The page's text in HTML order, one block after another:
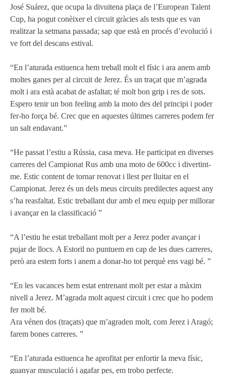
José Suárez, que ocupa la divuitena plaça de l’European Talent
Cup, ha pogut conèixer el circuit gràcies als tests que es van
realitzar la setmana passada; sap que està en procés d’evolució i
ve fort del descans estival.
“En l’aturada estiuenca hem treball molt el físic i ara anem amb
moltes ganes per al circuit de Jerez. És un traçat que m’agrada
molt i ara està acabat de asfaltat; té molt bon grip i res de sots.
Espero tenir un bon feeling amb la moto des del principi i poder
fer-ho força bé. Crec que en aquestes últimes carreres podem fer
un salt endavant.”
“He passat l’estiu a Rússia, casa meva. He participat en diverses
carreres del Campionat Rus amb una moto de 600cc i divertint-
me. Estic content de tornar renovat i llest per lluitar en el
Campionat. Jerez és un dels meus circuits predilectes aquest any
s’ha reasfaltat. Estic treballant dur amb el meu equip per millorar
i avançar en la classificació ”
“A l’estiu he estat treballant molt per a Jerez poder avançar i
pujar de llocs. A Estoril no puntuem en cap de les dues carreres,
però ara estem forts i anem a donar-ho tot perquè ens vagi bé. ”
“En les vacances hem estat entrenant molt per estar a màxim
nivell a Jerez. M’agrada molt aquest circuit i crec que ho podem
fer molt bé.
Ara vénen dos (traçats) que m’agraden molt, com Jerez i Aragó;
farem bones carreres. ”
“En l’aturada estiuenca he aprofitat per enfortir la meva físic,
guanyar musculació i agafar pes, em trobo perfecte.